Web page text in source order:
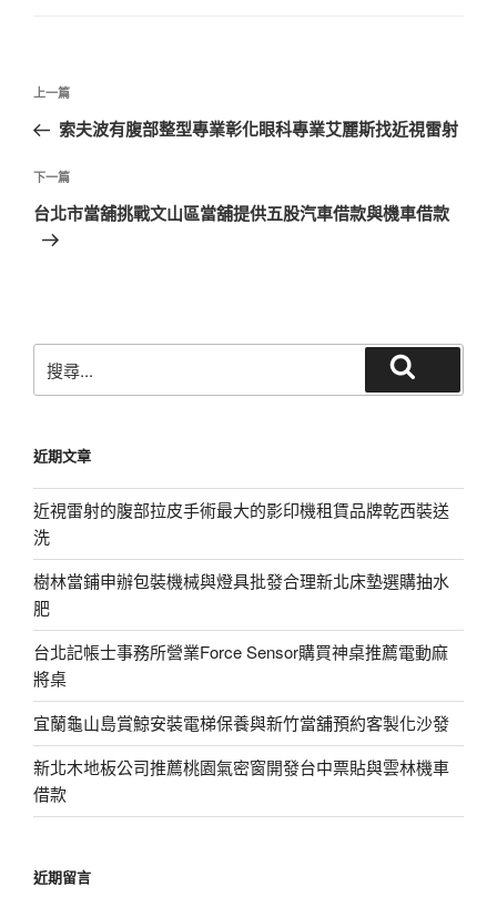
文
導
覽
上
一
文
章
上一篇
索夫波有腹部整型專業彰化眼科專業艾麗斯找近視雷射
下
一
篇
下一篇
台北市當舖挑戰文山區當舖提供五股汽車借款與機車借款
尋
字:
尋
近期文章
近視雷射的腹部拉皮手術最大的影印機租賃品牌乾西裝送
洗
樹林當鋪申辦包裝機械與燈具批發合理新北床墊選購抽水
肥
台北記帳士事務所營業Force Sensor購買神桌推薦電動麻
將桌
宜蘭龜山島賞鯨安裝電梯保養與新竹當舖預約客製化沙發
新北木地板公司推薦桃園氣密窗開發台中票貼與雲林機車
借款
近期留言